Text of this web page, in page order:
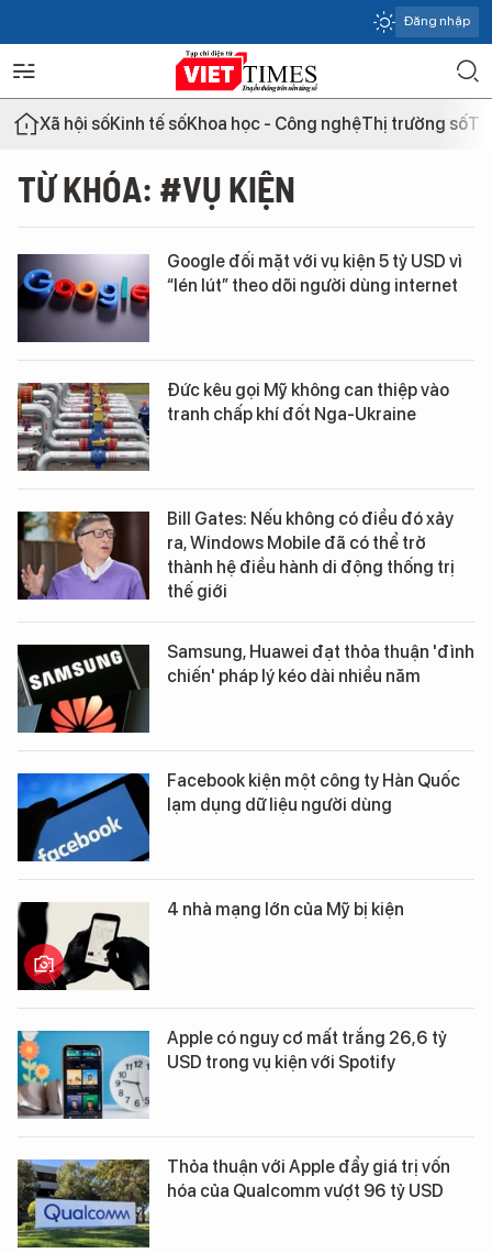
Đăng nhập
Xã hội sốKinh tế sốKhoa học - Công nghệThị trường số
TỪ KHÓA: #VỤ KIỆN
Google đối mặt với vụ kiện 5 tỷ USD vì
“lén lút” theo dõi người dùng internet
Đức kêu gọi Mỹ không can thiệp vào
tranh chấp khí đốt Nga-Ukraine
Bill Gates: Nếu không có điều đó xảy
ra, Windows Mobile đã có thể trở
thành hệ điều hành di động thống trị
thế giới
Samsung, Huawei đạt thỏa thuận 'đình
chiến' pháp lý kéo dài nhiều năm
Facebook kiện một công ty Hàn Quốc
lạm dụng dữ liệu người dùng
4 nhà mạng lớn của Mỹ bị kiện
Apple có nguy cơ mất trắng 26,6 tỷ
USD trong vụ kiện với Spotify
Thỏa thuận với Apple đẩy giá trị vốn
hóa của Qualcomm vượt 96 tỷ USD